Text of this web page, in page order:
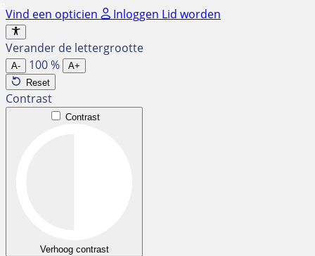
Ga
naar
de
inhoud
Vind een opticien Inloggen Lid worden
Verander de lettergrootte
A- 100%
A+
Reset
Contrast
Contrast
Verhoog contrast